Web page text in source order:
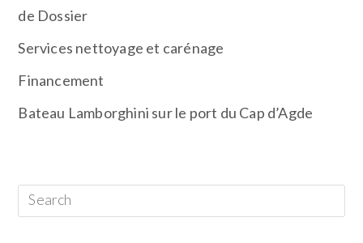
de Dossier
Services nettoyage et carénage
Financement
Bateau Lamborghini sur le port du Cap d’Agde